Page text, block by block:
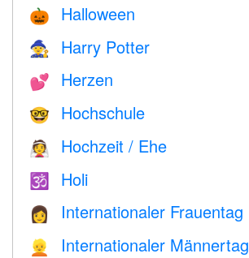
🎃 Halloween
🧙 Harry Potter
💕 Herzen
🤓 Hochschule
👰 Hochzeit / Ehe
🕉 Holi
👩 Internationaler Frauentag
👱 Internationaler Männertag